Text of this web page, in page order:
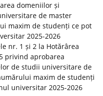
domeniilor și
de master
maxim de studenți ce pot
2025-2026
nr. 1 și 2 la Hotărârea
privind aprobarea
de studii universitare de
maxim de studenți
universitar 2025-2026